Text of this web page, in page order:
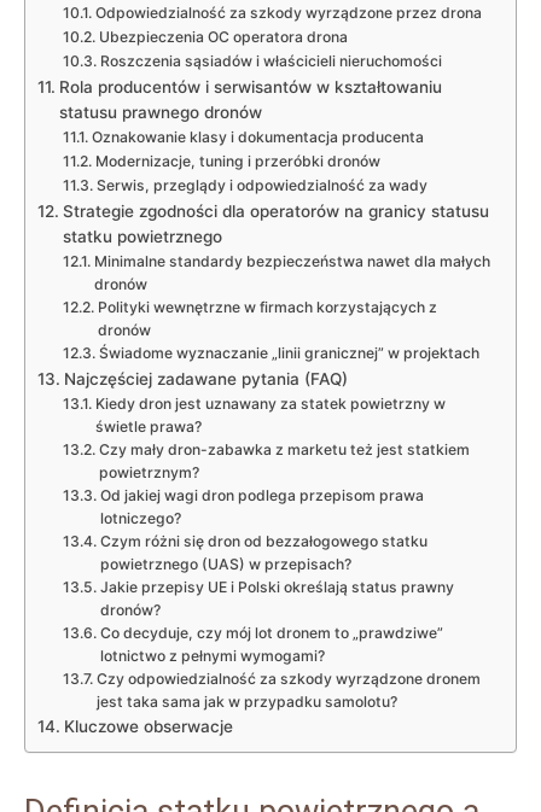
Odpowiedzialność za szkody wyrządzone przez drona
Ubezpieczenia OC operatora drona
Roszczenia sąsiadów i właścicieli nieruchomości
Rola producentów i serwisantów w kształtowaniu
statusu prawnego dronów
Oznakowanie klasy i dokumentacja producenta
Modernizacje, tuning i przeróbki dronów
Serwis, przeglądy i odpowiedzialność za wady
Strategie zgodności dla operatorów na granicy statusu
statku powietrznego
Minimalne standardy bezpieczeństwa nawet dla małych
dronów
Polityki wewnętrzne w firmach korzystających z
dronów
Świadome wyznaczanie „linii granicznej” w projektach
Najczęściej zadawane pytania (FAQ)
Kiedy dron jest uznawany za statek powietrzny w
świetle prawa?
Czy mały dron-zabawka z marketu też jest statkiem
powietrznym?
Od jakiej wagi dron podlega przepisom prawa
lotniczego?
Czym różni się dron od bezzałogowego statku
powietrznego (UAS) w przepisach?
Jakie przepisy UE i Polski określają status prawny
dronów?
Co decyduje, czy mój lot dronem to „prawdziwe”
lotnictwo z pełnymi wymogami?
Czy odpowiedzialność za szkody wyrządzone dronem
jest taka sama jak w przypadku samolotu?
Kluczowe obserwacje